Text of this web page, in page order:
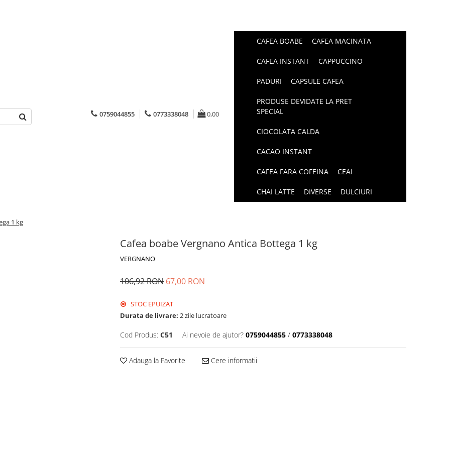
0759044855 0773338048 0,00
CAFEA BOABE CAFEA MACINATA
CAFEA INSTANT CAPPUCCINO
PADURI CAPSULE CAFEA
PRODUSE DEVIDATE LA PRET
SPECIAL
CIOCOLATA CALDA
CACAO INSTANT
CAFEA FARA COFEINA CEAI
CHAI LATTE DIVERSE DULCIURI
1 kg
Cafea boabe Vergnano Antica Bottega 1 kg
VERGNANO
106,92 RON 67,00 RON
STOC EPUIZAT
Durata de livrare: 2 zile lucratoare
Cod Produs: C51 Ai nevoie de ajutor? 0759044855 / 0773338048
Adauga la Favorite Cere informatii